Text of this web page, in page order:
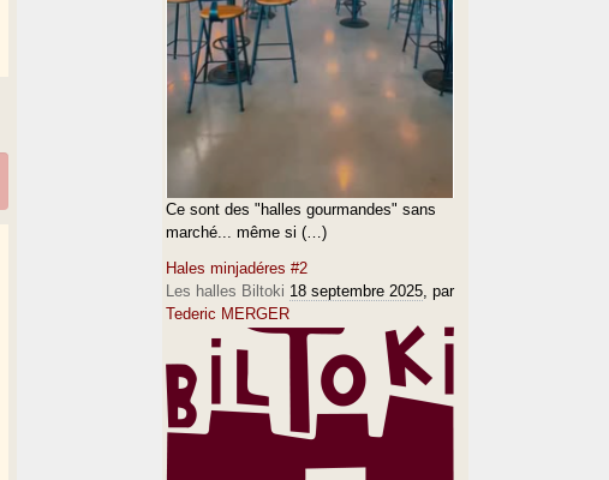
Ce sont des "halles gourmandes" sans
marché... même si (…)
Hales minjadéres #2
Les halles Biltoki 18 septembre 2025, par
Tederic MERGER